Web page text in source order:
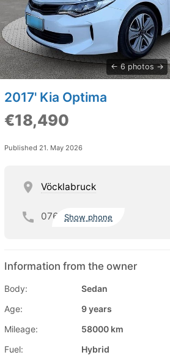
6 photos
2017' Kia Optima
€18,490
Published 21. May 2026
Vöcklabruck
076 Show phone
Information from the owner
Body:
Sedan
Age:
9 years
Mileage:
58000 km
Fuel:
Hybrid